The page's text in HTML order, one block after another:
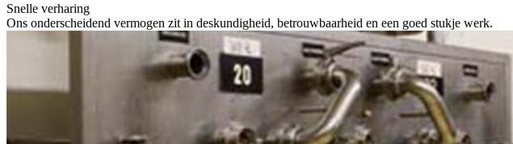
Snelle verharing
Ons onderscheidend vermogen zit in deskundigheid, betrouwbaarheid en een goed stukje werk.